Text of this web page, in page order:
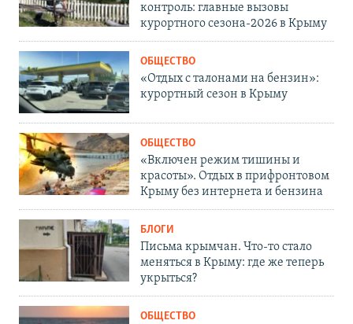
контроль: главные вызовы
курортного сезона-2026 в Крыму
ОБЩЕСТВО
«Отдых с талонами на бензин»:
курортный сезон в Крыму
ОБЩЕСТВО
«Включен режим тишины и
красоты». Отдых в прифронтовом
Крыму без интернета и бензина
БЛОГИ
Письма крымчан. Что-то стало
меняться в Крыму: где же теперь
укрыться?
ОБЩЕСТВО